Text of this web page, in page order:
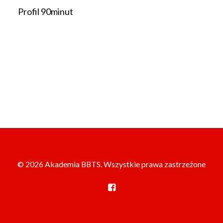
Profil 90minut
© 2026 Akademia BBTS. Wszystkie prawa zastrzeżone